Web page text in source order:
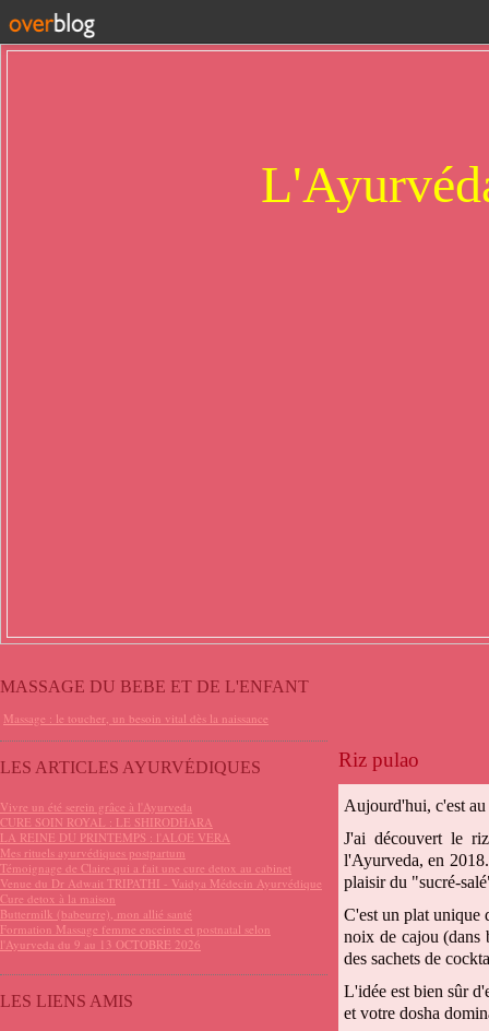
MASSAGE DU BEBE ET DE L'ENFANT
Massage : le toucher, un besoin vital dès la naissance
LES ARTICLES AYURVÉDIQUES
Vivre un été serein grâce à l'Ayurveda
CURE SOIN ROYAL : LE SHIRODHARA
LA REINE DU PRINTEMPS : l'ALOE VERA
Mes rituels ayurvédiques postpartum
Témoignage de Claire qui a fait une cure detox au cabinet
Venue du Dr Adwait TRIPATHI - Vaidya Médecin Ayurvédique
Cure detox à la maison
Buttermilk (babeurre), mon allié santé
Formation Massage femme enceinte et postnatal selon
l'Ayurveda du 9 au 13 OCTOBRE 2026
LES LIENS AMIS
Riz pulao
Aujourd'hui, c'est
J'ai découvert le
l'Ayurveda, en
plaisir du "sucré-
C'est un plat unique
noix de cajou (dans
des sachets de
L'idée est bien sûr
et votre dosha